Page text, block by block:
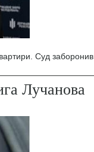
Суд
Лучанова